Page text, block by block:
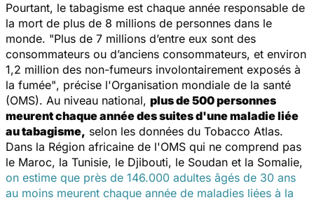
Pourtant, le tabagisme est chaque année responsable de
la mort de plus de 8 millions de personnes dans le
monde. "Plus de 7 millions d’entre eux sont des
consommateurs ou d’anciens consommateurs, et environ
1,2 million des non-fumeurs involontairement exposés à
la fumée", précise l'Organisation mondiale de la santé
(OMS). Au niveau national, plus de 500 personnes
meurent chaque année des suites d'une maladie liée
au tabagisme, selon les données du Tobacco Atlas.
Dans la Région africaine de l'OMS qui ne comprend pas
le Maroc, la Tunisie, le Djibouti, le Soudan et la Somalie,
on estime que près de 146.000 adultes âgés de 30 ans
au moins meurent chaque année de maladies liées à la